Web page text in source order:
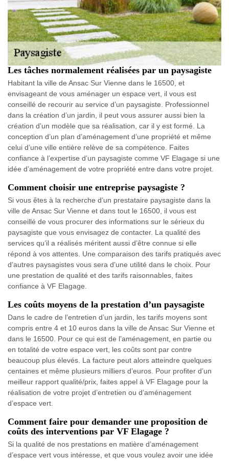
Les tâches normalement réalisées par un paysagiste
Habitant la ville de Ansac Sur Vienne dans le 16500, et
envisageant de vous aménager un espace vert, il vous est
conseillé de recourir au service d’un paysagiste. Professionnel
dans la création d’un jardin, il peut vous assurer aussi bien la
création d’un modèle que sa réalisation, car il y est formé. La
conception d’un plan d’aménagement d’une propriété et même
celui d’une ville entière relève de sa compétence. Faites
confiance à l’expertise d’un paysagiste comme VF Elagage si une
idée d’aménagement de votre propriété entre dans votre projet.
Comment choisir une entreprise paysagiste ?
Si vous êtes à la recherche d’un prestataire paysagiste dans la
ville de Ansac Sur Vienne et dans tout le 16500, il vous est
conseillé de vous procurer des informations sur le sérieux du
paysagiste que vous envisagez de contacter. La qualité des
services qu’il a réalisés méritent aussi d’être connue si elle
répond à vos attentes. Une comparaison des tarifs pratiqués avec
d’autres paysagistes vous sera d’une utilité dans le choix. Pour
une prestation de qualité et des tarifs raisonnables, faites
confiance à VF Elagage.
Les coûts moyens de la prestation d’un paysagiste
Dans le cadre de l’entretien d’un jardin, les tarifs moyens sont
compris entre 4 et 10 euros dans la ville de Ansac Sur Vienne et
dans le 16500. Pour ce qui est de l’aménagement, en partie ou
en totalité de votre espace vert, les coûts sont par contre
beaucoup plus élevés. La facture peut alors atteindre quelques
centaines et même plusieurs milliers d’euros. Pour profiter d’un
meilleur rapport qualité/prix, faites appel à VF Elagage pour la
réalisation de votre projet d’entretien ou d’aménagement
d’espace vert.
Comment faire pour demander une proposition de
coûts des interventions par VF Elagage ?
Si la qualité de nos prestations en matière d’aménagement
d’espace vert vous intéresse, et que vous voulez avoir une idée